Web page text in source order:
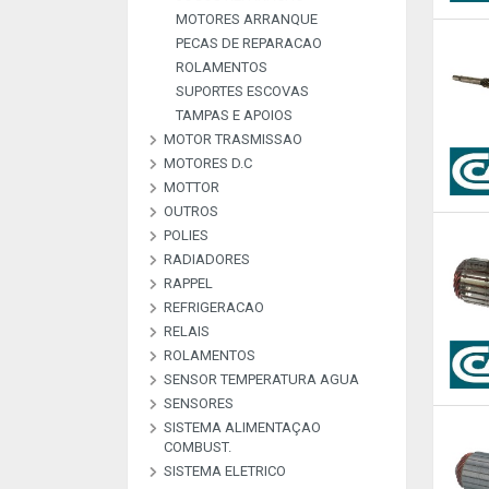
MOTORES ARRANQUE
PECAS DE REPARACAO
ROLAMENTOS
SUPORTES ESCOVAS
TAMPAS E APOIOS
MOTOR TRASMISSAO
MOTORES D.C
MOTOR DC
MOTTOR
OUTROS
GARFOS
KIT´S REPARAÇÃO
CARBURADORES
MONTAGEM AUTO RADIOS
POLIES
POLIES
SUPRESSORES
TUBO BOCAL ENCHIMENTO
OLEO
VALVULAS EXPANSÃO AC
VEDANTES
POLIES
RADIADORES
RADIADORES OLEO
RAPPEL
RAPPEL
REFRIGERACAO
DEPOSITOS
RADIADORES
RESISTENCIAS E MODULOS
TERMOSTATOS
VENTILADORES
RELAIS
ROLAMENTOS
POLIES
ROLAMENTOS
SENSOR TEMPERATURA AGUA
SENSORES
SENSORES PARQUEAMENTO
SISTEMA ALIMENTAÇAO
COMBUST.
RELE
TUBOS COMBUSTIVEL
SISTEMA ELETRICO